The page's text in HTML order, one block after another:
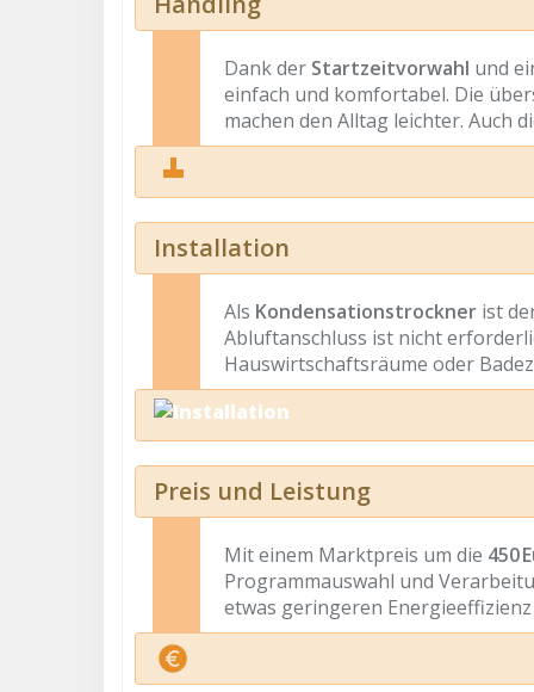
Dank der Startzeitvorwahl und
einfach und komfortabel. Die
machen den Alltag leichter. Auch
Installation
Als Kondensationstrockner ist
Abluftanschluss ist nicht
Hauswirtschaftsräume oder
Preis und Leistung
Mit einem Marktpreis um die 450
Programmauswahl und
etwas geringeren